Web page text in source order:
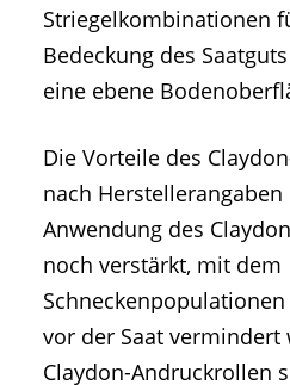
Striegelkombinationen
Bedeckung des
eine ebene
Die Vorteile des
nach
Anwendung des
noch verstärkt, mit dem
vor der Saat vermindert
Claydon-Andruckrollen